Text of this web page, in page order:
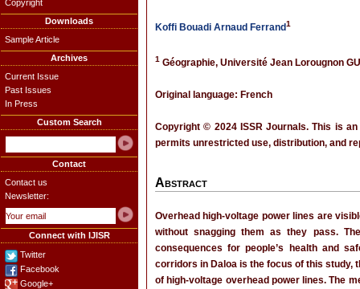
Copyright
Downloads
Sample Article
Archives
Current Issue
Past Issues
In Press
Custom Search
Contact
Contact us
Newsletter:
Connect with IJISR
Twitter
Facebook
Google+
Koffi Bouadi Arnaud Ferrand1
1 Géographie, Université Jean Lorougnon
Original language: French
Copyright © 2024 ISSR Journals. This is
permits unrestricted use, distribution, and
Abstract
Overhead high-voltage power lines are
without snagging them as they pass.
consequences for people’s health and
corridors in Daloa is the focus of this study,
of high-voltage overhead power lines. The